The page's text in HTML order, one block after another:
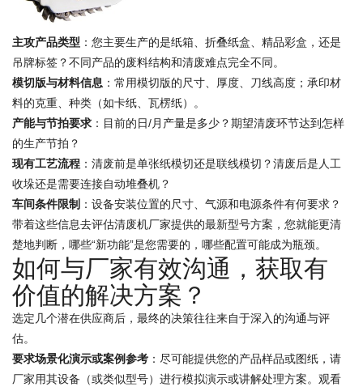
主攻产品类型 ：您主要生产的是纸箱、折叠纸盒、精品彩盒，还是
吊牌标签？不同产品的废料结构和清废难点完全不同。
模切版与材料信息 ：常用模切版的尺寸、厚度、刀线高度；承印材
料的克重、种类（如卡纸、瓦楞纸）。
产能与节拍要求 ：目前的日/月产量是多少？期望清废环节达到怎样
的生产节拍？
现有工艺流程 ：清废前是单张纸模切还是联线模切？清废后是人工
收垛还是需要连接自动堆叠机？
车间条件限制 ：设备安装位置的尺寸、气源和电源条件有何要求？
带着这些信息去评估清废机厂家提供的最新型号方案，您就能更清
楚地判断，哪些“新功能”是您需要的，哪些配置可能成为瓶颈。
如何与厂家有效沟通，获取有
价值的解决方案？
选定几个潜在供应商后，最终的决策往往来自于深入的沟通与评
估。
要求场景化演示或案例参考 ：尽可能提供您的产品样品或图纸，请
厂家用其设备（或类似型号）进行模拟演示或讲解处理方案。观看